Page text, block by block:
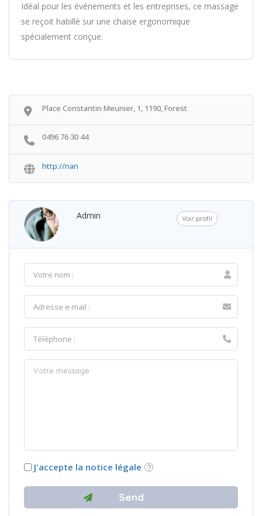
Idéal pour les événements et les entreprises, ce massage
se reçoit habillé sur une chaise ergonomique
spécialement conçue.
Place Constantin Meunier, 1, 1190, Forest
0496 76 30 44
http://nan
Admin Voir profil
J'accepte la notice légale